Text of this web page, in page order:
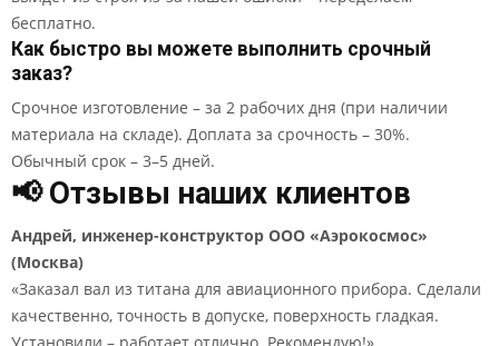
бесплатно.
Как быстро вы можете выполнить срочный
заказ?
Срочное изготовление – за 2 рабочих дня (при наличии
материала на складе). Доплата за срочность – 30%.
Обычный срок – 3–5 дней.
📢 Отзывы наших клиентов
Андрей, инженер-конструктор ООО «Аэрокосмос»
(Москва)
«Заказал вал из титана для авиационного прибора. Сделали
качественно, точность в допуске, поверхность гладкая.